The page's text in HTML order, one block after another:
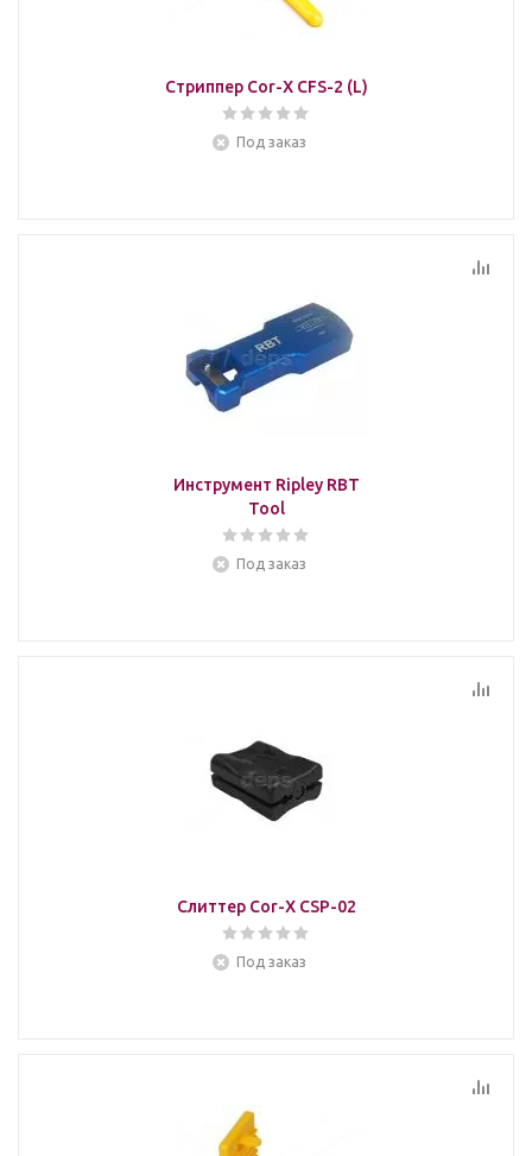
Стриппер Cor-X CFS-2 (L)
Под заказ
Инструмент Ripley RBT
Tool
Под заказ
Слиттер Cor-X CSP-02
Под заказ